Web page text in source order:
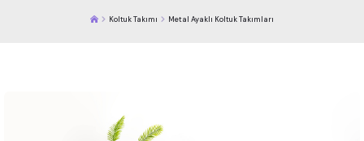
Koltuk Takımı Metal Ayaklı Koltuk Takımları